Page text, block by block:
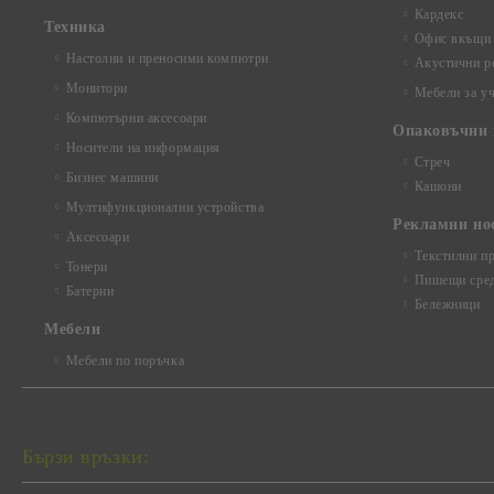
Техника
Настолни и преносими компютри
Монитори
Компютърни аксесоари
Носители на информация
Бизнес машини
Мултифункционални устройства
Аксесоари
Тонери
Батерии
Mебели
Мебели по поръчка
Кардекс
Офис вкъщи
Акустични
Мебели за
Опаковъчни
Стреч
Кашони
Рекламни
Текстилни
Пишещи
Бележници
Бързи връзки: